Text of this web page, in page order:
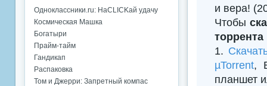
и вера!
Чтобы
торрента
1.
µTorrent,
планшет
Одноклассники.ru: НаCLICKай удачу
Космическая Машка
Богатыри
Прайм-тайм
Гандикап
Распаковка
Том и Джерри: Запретный компас